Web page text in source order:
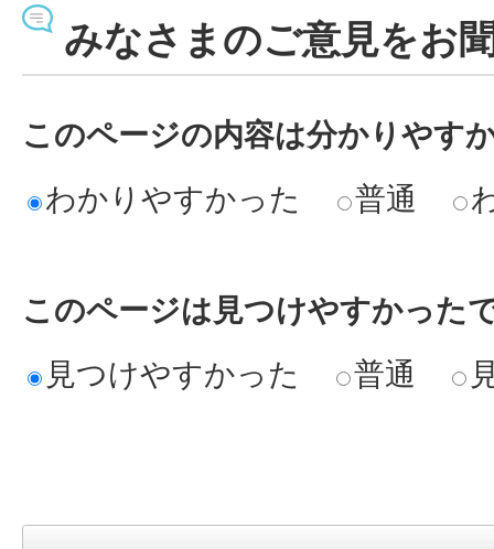
みなさまのご意見をお
このページの内容は分かりやす
わかりやすかった
普通
このページは見つけやすかった
見つけやすかった
普通